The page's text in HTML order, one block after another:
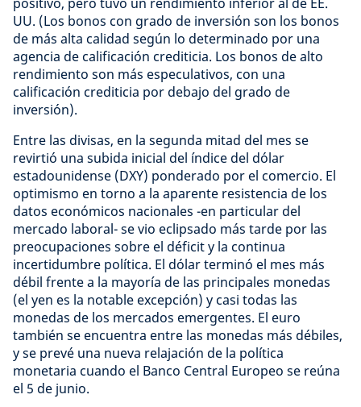
UU. (Los bonos con grado de inversión son los bonos
de más alta calidad según lo determinado por una
agencia de calificación crediticia. Los bonos de alto
rendimiento son más especulativos, con una
calificación crediticia por debajo del grado de
inversión).
Entre las divisas, en la segunda mitad del mes se
revirtió una subida inicial del índice del dólar
estadounidense (DXY) ponderado por el comercio. El
optimismo en torno a la aparente resistencia de los
datos económicos nacionales -en particular del
mercado laboral- se vio eclipsado más tarde por las
preocupaciones sobre el déficit y la continua
incertidumbre política. El dólar terminó el mes más
débil frente a la mayoría de las principales monedas
(el yen es la notable excepción) y casi todas las
monedas de los mercados emergentes. El euro
también se encuentra entre las monedas más débiles,
y se prevé una nueva relajación de la política
monetaria cuando el Banco Central Europeo se reúna
el 5 de junio.